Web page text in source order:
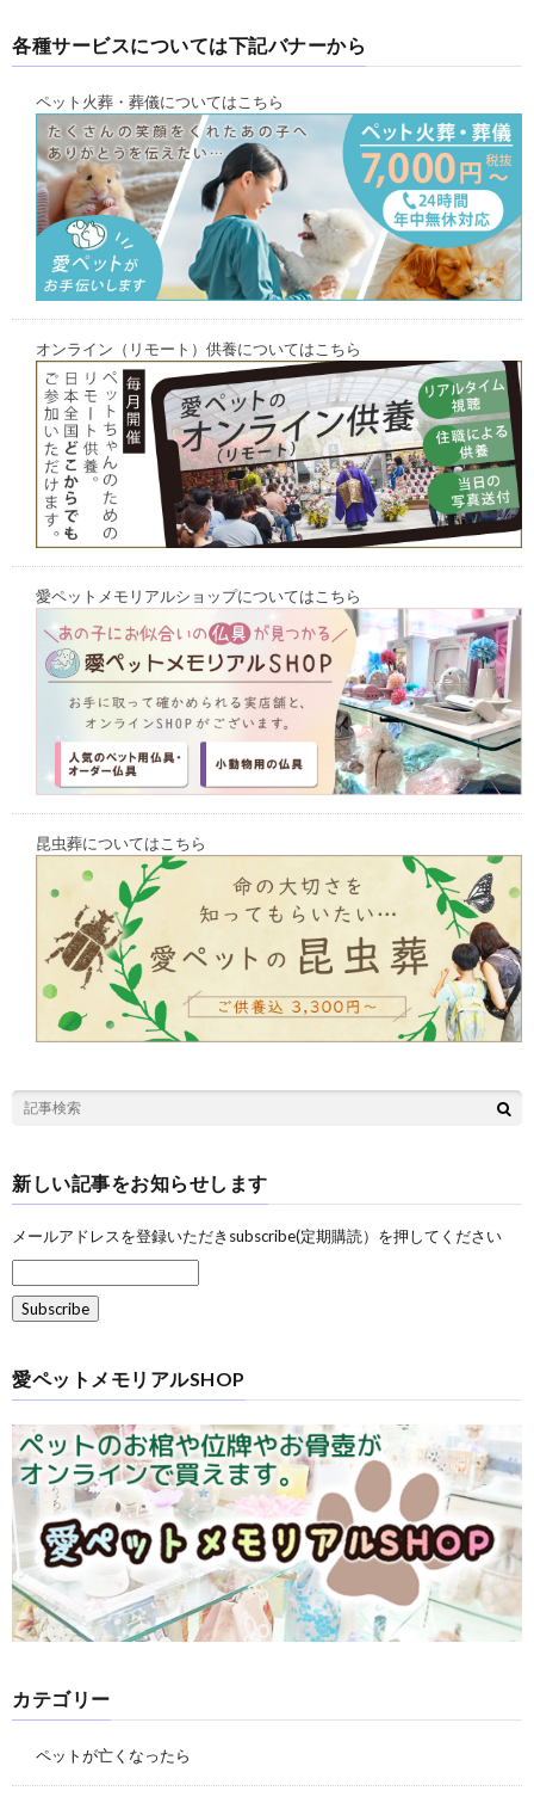
各種サービスについては下記バナーから
ペット火葬・葬儀についてはこちら
オンライン（リモート）供養についてはこちら
愛ペットメモリアルショップについてはこちら
昆虫葬についてはこちら
新しい記事をお知らせします
メールアドレスを登録いただきsubscribe(定期購読）を押してください
愛ペットメモリアルSHOP
カテゴリー
ペットが亡くなったら